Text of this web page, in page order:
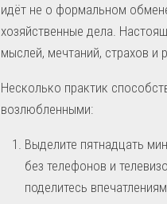
идёт не о формальном
хозяйственные дела.
мыслей, мечтаний, страхов и
Несколько практик
возлюбленными:
Выделите пятнадцать
без телефонов и
поделитесь